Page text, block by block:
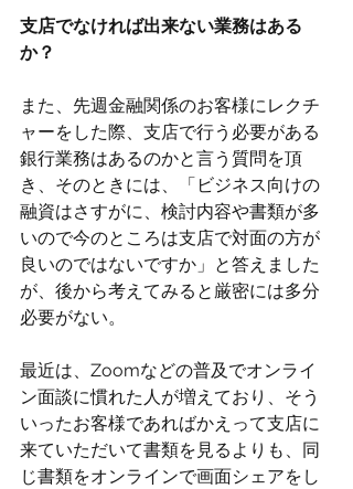
支店でなければ出来ない業務はある
か？
また、先週金融関係のお客様にレクチ
ャーをした際、支店で行う必要がある
銀行業務はあるのかと言う質問を頂
き、そのときには、「ビジネス向けの
融資はさすがに、検討内容や書類が多
いので今のところは支店で対面の方が
良いのではないですか」と答えました
が、後から考えてみると厳密には多分
必要がない。
最近は、Zoomなどの普及でオンライ
ン面談に慣れた人が増えており、そう
いったお客様であればかえって支店に
来ていただいて書類を見るよりも、同
じ書類をオンラインで画面シェアをし